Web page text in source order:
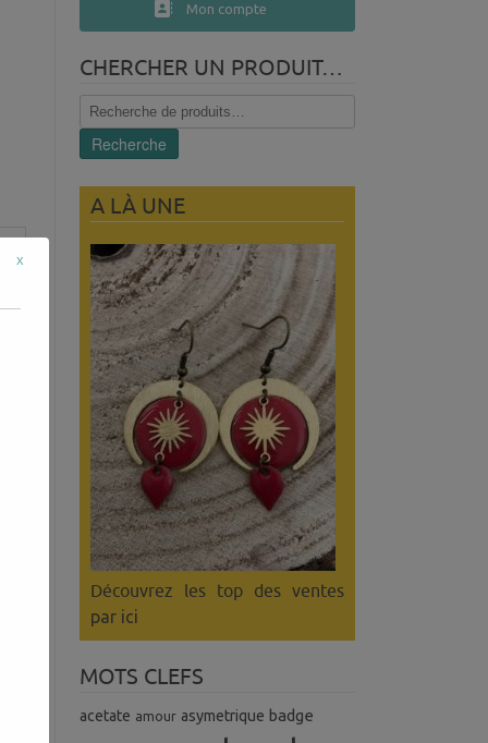
Mon compte
CHERCHER UN PRODUIT…
Recherche
pour :
Recherche
A LÀ UNE
Découvrez les top des ventes
par ici
MOTS CLEFS
acetate amour asymetrique badge
x